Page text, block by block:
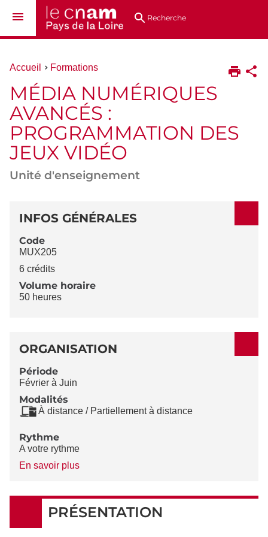
au
directsRecherche
Vous
ici :
Accueil Formations
MÉDIA NUMÉRIQUES
AVANCÉS :
PROGRAMMATION DES
JEUX VIDÉO
Unité d'enseignement
DÉTAILS
INFOS GÉNÉRALES
Code
MUX205
6 crédits
Volume horaire
50 heures
ORGANISATION
Période
Février à Juin
Modalités
À distance / Partiellement à distance
Rythme
A votre rythme
En savoir plusà
Rythme
PRÉSENTATION